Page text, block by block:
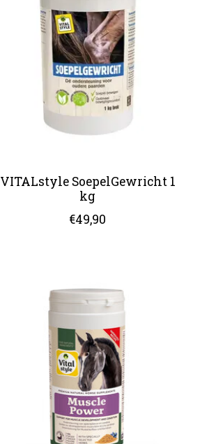
VITALstyle SoepelGewricht 1
kg
€49,90